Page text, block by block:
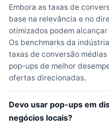
Embora as taxas de
base na relevância e no
otimizados podem
Os benchmarks da
taxas de conversão
pop-ups de melhor
ofertas direcionadas.
Devo usar pop-ups em
negócios locais?